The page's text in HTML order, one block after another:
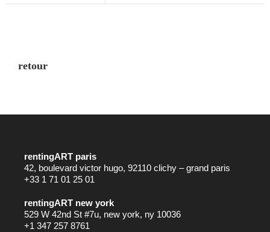
retour
rentingART paris
42, boulevard victor hugo, 92110 clichy – grand paris
+33 1 71 01 25 01
rentingART new york
529 W 42nd St #7u, new york, ny 10036
+1 347 257 8761